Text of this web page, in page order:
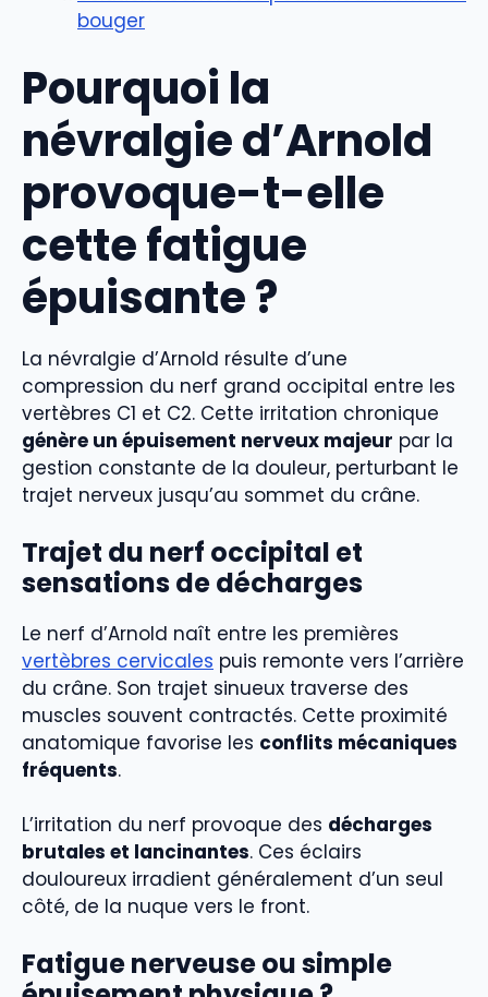
bouger
Pourquoi la
névralgie d’Arnold
provoque-t-elle
cette fatigue
épuisante ?
La névralgie d’Arnold résulte d’une
compression du nerf grand occipital entre les
vertèbres C1 et C2. Cette irritation chronique
génère un épuisement nerveux majeur par la
gestion constante de la douleur, perturbant le
trajet nerveux jusqu’au sommet du crâne.
Trajet du nerf occipital et
sensations de décharges
Le nerf d’Arnold naît entre les premières
vertèbres cervicales puis remonte vers l’arrière
du crâne. Son trajet sinueux traverse des
muscles souvent contractés. Cette proximité
anatomique favorise les conflits mécaniques
fréquents.
L’irritation du nerf provoque des décharges
brutales et lancinantes. Ces éclairs
douloureux irradient généralement d’un seul
côté, de la nuque vers le front.
Fatigue nerveuse ou simple